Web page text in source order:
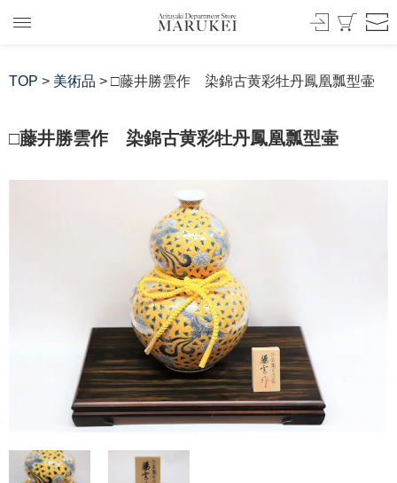
TOP > 美術品 > □藤井勝雲作 染錦古黄彩牡丹鳳凰瓢型壷
□藤井勝雲作 染錦古黄彩牡丹鳳凰瓢型壷